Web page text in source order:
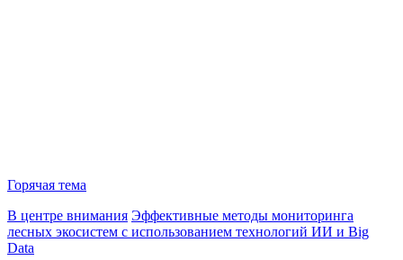
Горячая тема
В центре внимания Эффективные методы мониторинга
лесных экосистем с использованием технологий ИИ и Big
Data